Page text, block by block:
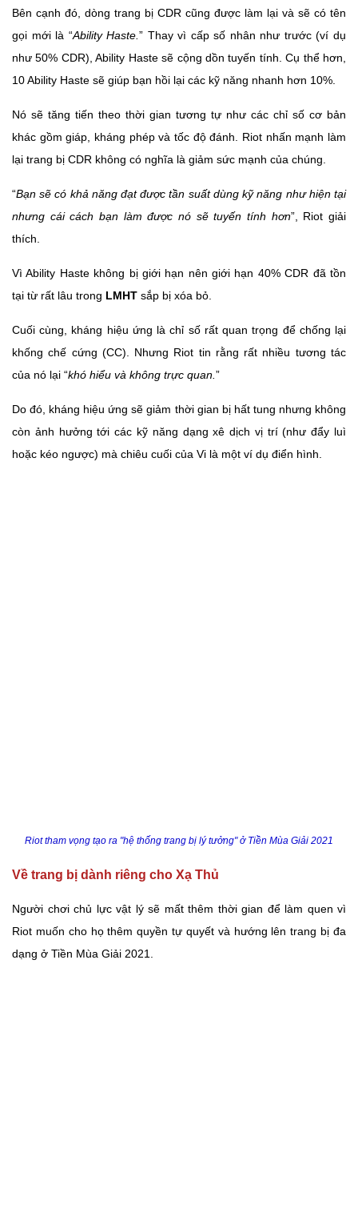
Bên cạnh đó, dòng trang bị CDR cũng được làm lại và sẽ có tên
gọi mới là “Ability Haste.” Thay vì cấp số nhân như trước (ví dụ
như 50% CDR), Ability Haste sẽ cộng dồn tuyến tính. Cụ thể hơn,
10 Ability Haste sẽ giúp bạn hồi lại các kỹ năng nhanh hơn 10%.
Nó sẽ tăng tiến theo thời gian tương tự như các chỉ số cơ bản
khác gồm giáp, kháng phép và tốc độ đánh. Riot nhấn mạnh làm
lại trang bị CDR không có nghĩa là giảm sức mạnh của chúng.
“Bạn sẽ có khả năng đạt được tần suất dùng kỹ năng như hiện tại
nhưng cái cách bạn làm được nó sẽ tuyến tính hơn”, Riot giải
thích.
Vì Ability Haste không bị giới hạn nên giới hạn 40% CDR đã tồn
tại từ rất lâu trong LMHT sắp bị xóa bỏ.
Cuối cùng, kháng hiệu ứng là chỉ số rất quan trọng để chống lại
khống chế cứng (CC). Nhưng Riot tin rằng rất nhiều tương tác
của nó lại “khó hiểu và không trực quan. ”
Do đó, kháng hiệu ứng sẽ giảm thời gian bị hất tung nhưng không
còn ảnh hưởng tới các kỹ năng dạng xê dịch vị trí (như đẩy luì
hoặc kéo ngược) mà chiêu cuối của Vi là một ví dụ điển hình.
Riot tham vọng tạo ra "hệ thống trang bị lý tưởng" ở Tiền Mùa Giải 2021
Về trang bị dành riêng cho Xạ Thủ
Người chơi chủ lực vật lý sẽ mất thêm thời gian để làm quen vì
Riot muốn cho họ thêm quyền tự quyết và hướng lên trang bị đa
dạng ở Tiền Mùa Giải 2021.